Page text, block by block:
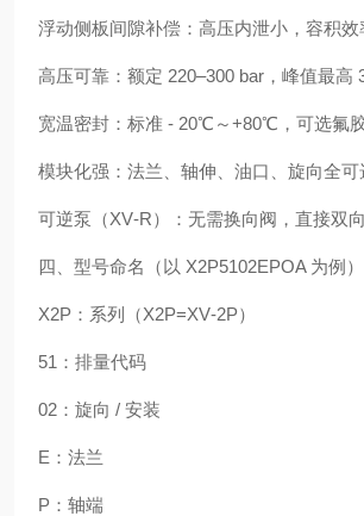
浮动侧板间隙补偿：高压内泄小，容积
高压可靠：额定 220–300 bar，峰值最高
宽温密封：标准 - 20℃～+80℃，可选氟
模块化强：法兰、轴伸、油口、旋向全
可逆泵（XV‑R）：无需换向阀，直接双
四、型号命名（以 X2P5102EPOA 为例）
X2P：系列（X2P=XV‑2P）
51：排量代码
02：旋向 / 安装
E：法兰
P：轴端